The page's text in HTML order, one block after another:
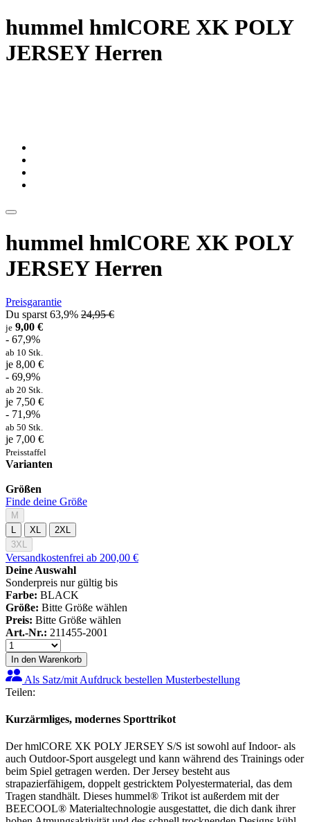
hummel hmlCORE XK POLY
JERSEY Herren
hummel hmlCORE XK POLY
JERSEY Herren
Preisgarantie
Du sparst 63,9% 24,95 €
je 9,00 €
- 67,9%
ab 10 Stk.
je 8,00 €
- 69,9%
ab 20 Stk.
je 7,50 €
- 71,9%
ab 50 Stk.
je 7,00 €
Preisstaffel
Varianten
Größen
Finde deine Größe
M
XL
2XL
3XL
Versandkostenfrei ab 200,00 €
Deine Auswahl
Sonderpreis nur gültig bis
Farbe: BLACK
Größe: Bitte Größe wählen
Preis: Bitte Größe wählen
Art.-Nr.: 211455-2001
In den Warenkorb
Als Satz/mit Aufdruck bestellen Musterbestellung
Teilen:
Kurzärmliges, modernes Sporttrikot
Der hmlCORE XK POLY JERSEY S/S ist sowohl auf Indoor- als
auch Outdoor-Sport ausgelegt und kann während des Trainings oder
beim Spiel getragen werden. Der Jersey besteht aus
strapazierfähigem, doppelt gestricktem Polyestermaterial, das dem
Tragen standhält. Dieses hummel® Trikot ist außerdem mit der
BEECOOL® Materialtechnologie ausgestattet, die dich dank ihrer